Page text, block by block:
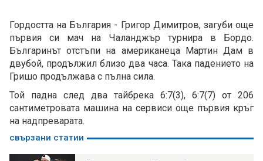
Гордостта на България - Григор Димитров, загуби още
първия си мач на Чаланджър турнира в Бордо.
Българинът отстъпи на американеца Мартин Дам в
двубой, продължил близо два часа. Така падението на
Гришо продължава с пълна сила.
Той падна след два тайбрека 6:7(3), 6:7(7) от 206
сантиметровата машина на сервиси още първия кръг
на надпреварата.
свързани статии